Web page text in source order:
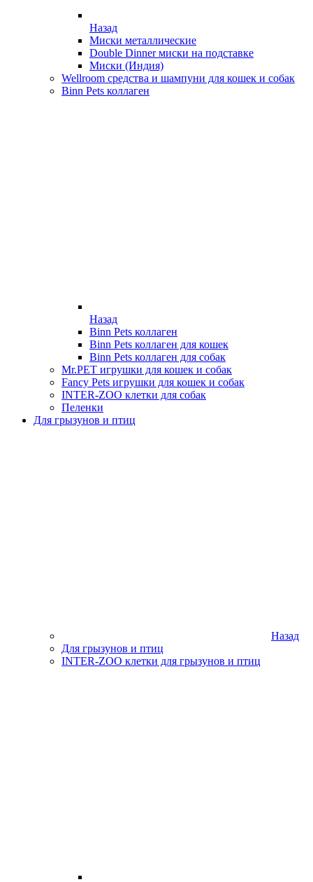
Назад
Миски металлические
Double Dinner миски на подставке
Миски (Индия)
Wellroom средства и шампуни для кошек и собак
Binn Pets коллаген
Назад
Binn Pets коллаген
Binn Pets коллаген для кошек
Binn Pets коллаген для собак
Mr.PET игрушки для кошек и собак
Fancy Pets игрушки для кошек и собак
INTER-ZOO клетки для собак
Пеленки
Для грызунов и птиц
Назад
Для грызунов и птиц
INTER-ZOO клетки для грызунов и птиц